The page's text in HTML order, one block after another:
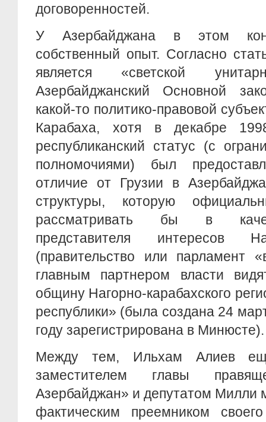
договоренностей.
У Азербайджана в этом
собственный опыт. Согласно
является «светской
Азербайджанский Основной
какой-то политико-правовой
Карабаха, хотя в декабре
республиканский статус (с
полномочиями) был
отличие от Грузии в
структуры, которую
рассматривать бы в
представителя интересов
(правительство или парламент
главным партнером власти
общину Нагорно-карабахского
республики» (была создана 24
году зарегистрирована в Минюсте).
Между тем, Ильхам Алиев
заместителем главы
Азербайджан» и депутатом Милли
фактическим преемником